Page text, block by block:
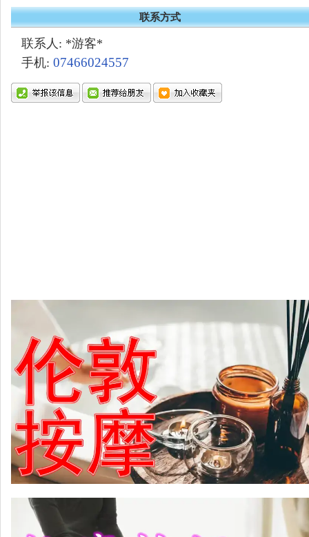
联系方式
联系人: *游客*
手机: 07466024557